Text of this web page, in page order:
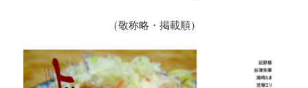
（敬称略・掲載順）